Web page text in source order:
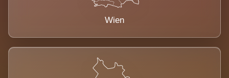
Wien